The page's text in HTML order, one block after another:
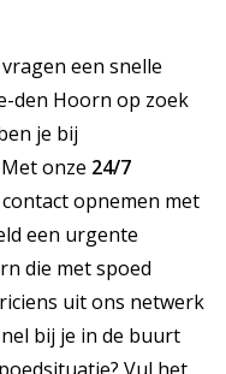
een snelle
den Hoorn op zoek
je bij
onze 24/7
opnemen met
een urgente
die met spoed
uit ons netwerk
bij je in de buurt